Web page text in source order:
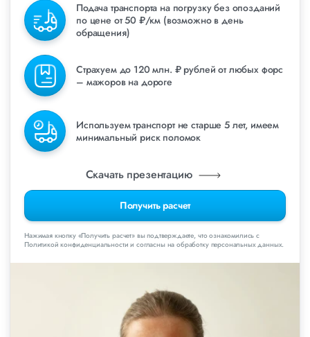
Подача транспорта на погрузку без опозданий
по цене от 50 ₽/км (возможно в день
обращения)
Страхуем до 120 млн. ₽ рублей от любых форс
– мажоров на дороге
Используем транспорт не старше 5 лет, имеем
минимальный риск поломок
Получить расчет
Скачать презентацию
Нажимая кнопку «Получить расчет» вы подтверждаете, что ознакомились с
Политикой конфиденциальности и согласны на обработку персональных данных.